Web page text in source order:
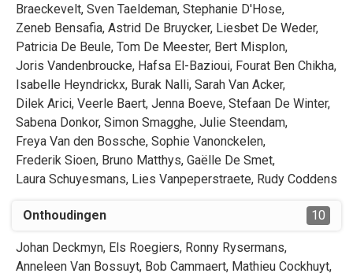
Braeckevelt, Sven Taeldeman, Stephanie D'Hose,
Zeneb Bensafia, Astrid De Bruycker, Liesbet De Weder,
Patricia De Beule, Tom De Meester, Bert Misplon,
Joris Vandenbroucke, Hafsa El-Bazioui, Fourat Ben Chikha,
Isabelle Heyndrickx, Burak Nalli, Sarah Van Acker,
Dilek Arici, Veerle Baert, Jenna Boeve, Stefaan De Winter,
Sabena Donkor, Simon Smagghe, Julie Steendam,
Freya Van den Bossche, Sophie Vanonckelen,
Frederik Sioen, Bruno Matthys, Gaëlle De Smet,
Laura Schuyesmans, Lies Vanpeperstraete, Rudy Coddens
Onthoudingen 10
Johan Deckmyn, Els Roegiers, Ronny Rysermans,
Anneleen Van Bossuyt, Bob Cammaert, Mathieu Cockhuyt,